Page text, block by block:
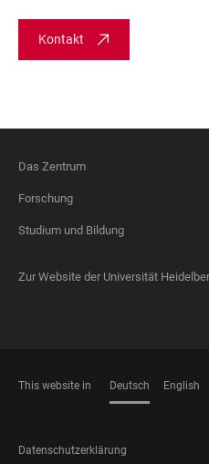
Kontakt
FOOTER
Das Zentrum
Forschung
Studium und Bildung
Zur Website der Universität
This website in Deutsch English
FOOTER
Datenschutzerklärung